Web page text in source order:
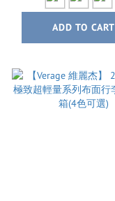
ADD TO CART